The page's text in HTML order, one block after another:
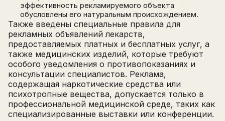
эффективность рекламируемого объекта
обусловлены его натуральным происхождением.
Также введены специальные правила для
рекламных объявлений лекарств,
предоставляемых платных и бесплатных услуг, а
также медицинских изделий, которые требуют
особого уведомления о противопоказаниях и
консультации специалистов. Реклама,
содержащая наркотические средства или
психотропные вещества, допускается только в
профессиональной медицинской среде, таких как
специализированные выставки или конференции.